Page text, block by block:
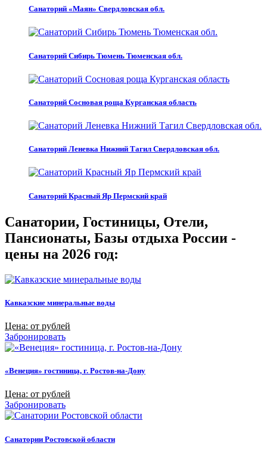
Санаторий «Маян» Свердловская обл.
Санаторий Сибирь Тюмень Тюменская обл.
Санаторий Сосновая роща Курганская область
Санаторий Леневка Нижний Тагил Свердловская обл.
Санаторий Красный Яр Пермский край
Санатории, Гостиницы, Отели,
Пансионаты, Базы отдыха России -
цены на 2026 год:
Кавказские минеральные воды
Цена: от рублей
Забронировать
«Венеция» гостиница, г. Ростов-на-Дону
Цена: от рублей
Забронировать
Санатории Ростовской области